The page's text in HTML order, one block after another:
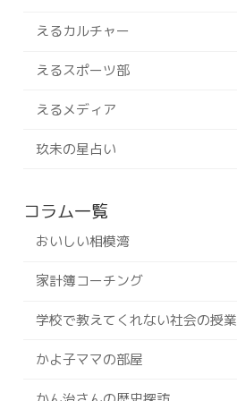
えるカルチャー
えるスポーツ部
えるメディア
玖未の星占い
コラム一覧
おいしい相模湾
家計簿コーチング
学校で教えてくれない社会の授業
かよ子ママの部屋